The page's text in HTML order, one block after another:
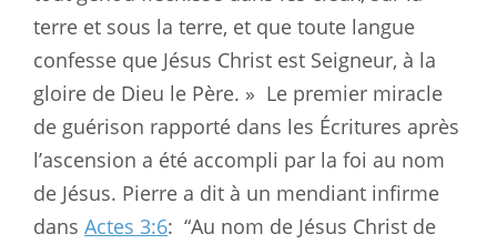
terre et sous la terre, et que toute langue
confesse que Jésus Christ est Seigneur, à la
gloire de Dieu le Père. » Le premier miracle
de guérison rapporté dans les Écritures après
l’ascension a été accompli par la foi au nom
de Jésus. Pierre a dit à un mendiant infirme
dans Actes 3:6: “Au nom de Jésus Christ de